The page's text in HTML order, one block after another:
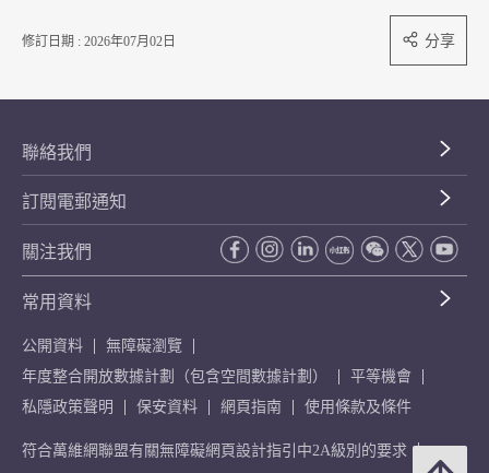
修訂日期 : 2026年07月02日 分享
聯絡我們
訂閱電郵通知
關注我們
常用資料
公開資料
無障礙瀏覽
年度整合開放數據計劃（包含空間數據計劃）
平等機會
私隱政策聲明
保安資料 網頁指南 使用條款及條件
符合萬維網聯盟有關無障礙網頁設計指引中2A級別的要求